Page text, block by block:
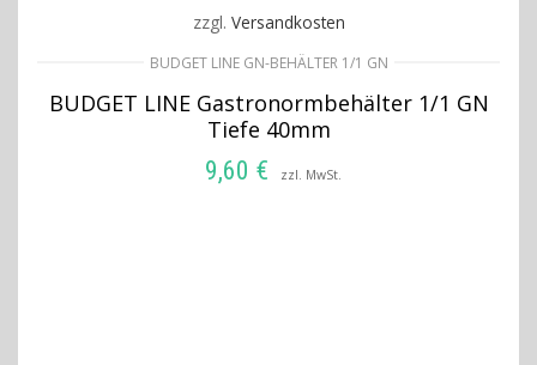
zzgl. Versandkosten
BUDGET LINE GN-BEHÄLTER 1/1 GN
BUDGET LINE Gastronormbehälter 1/1 GN
Tiefe 40mm
9,60 € zzl. MwSt.